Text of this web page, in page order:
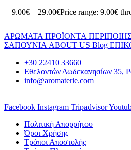
9.00€ – 29.00€Price range: 9.00€
ΑΡΩΜΑΤΑ ΠΡΟΪΟΝΤΑ
ΣΑΠΟΥΝΙΑ ABOUT US Blog
+30 22410 33660
Εθελοντών Δωδεκανησίων 35,
info@aromaterie.com
Facebook Instagram Tripadvisor
Πολιτική Απορρήτου
Όροι Χρήσης
Τρόποι Αποστολής